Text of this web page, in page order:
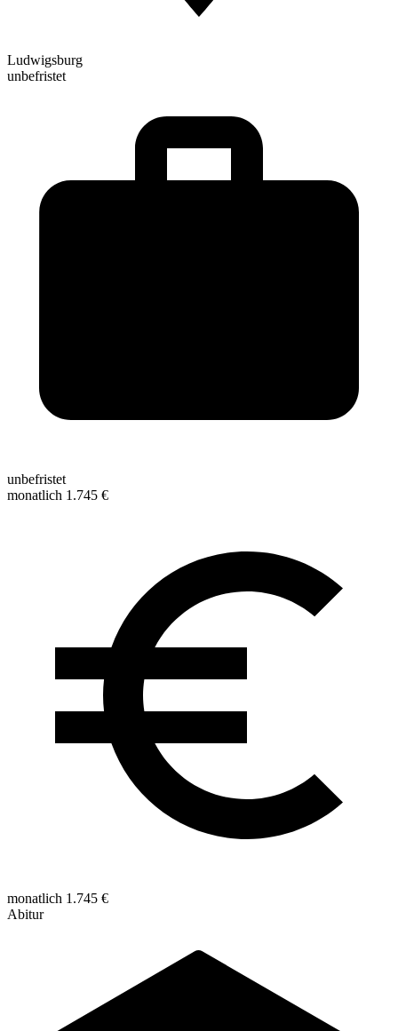
Ludwigsburg
unbefristet
unbefristet
monatlich 1.745 €
monatlich 1.745 €
Abitur